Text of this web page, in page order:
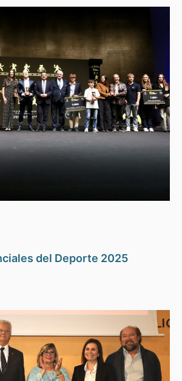
del Deporte 2025